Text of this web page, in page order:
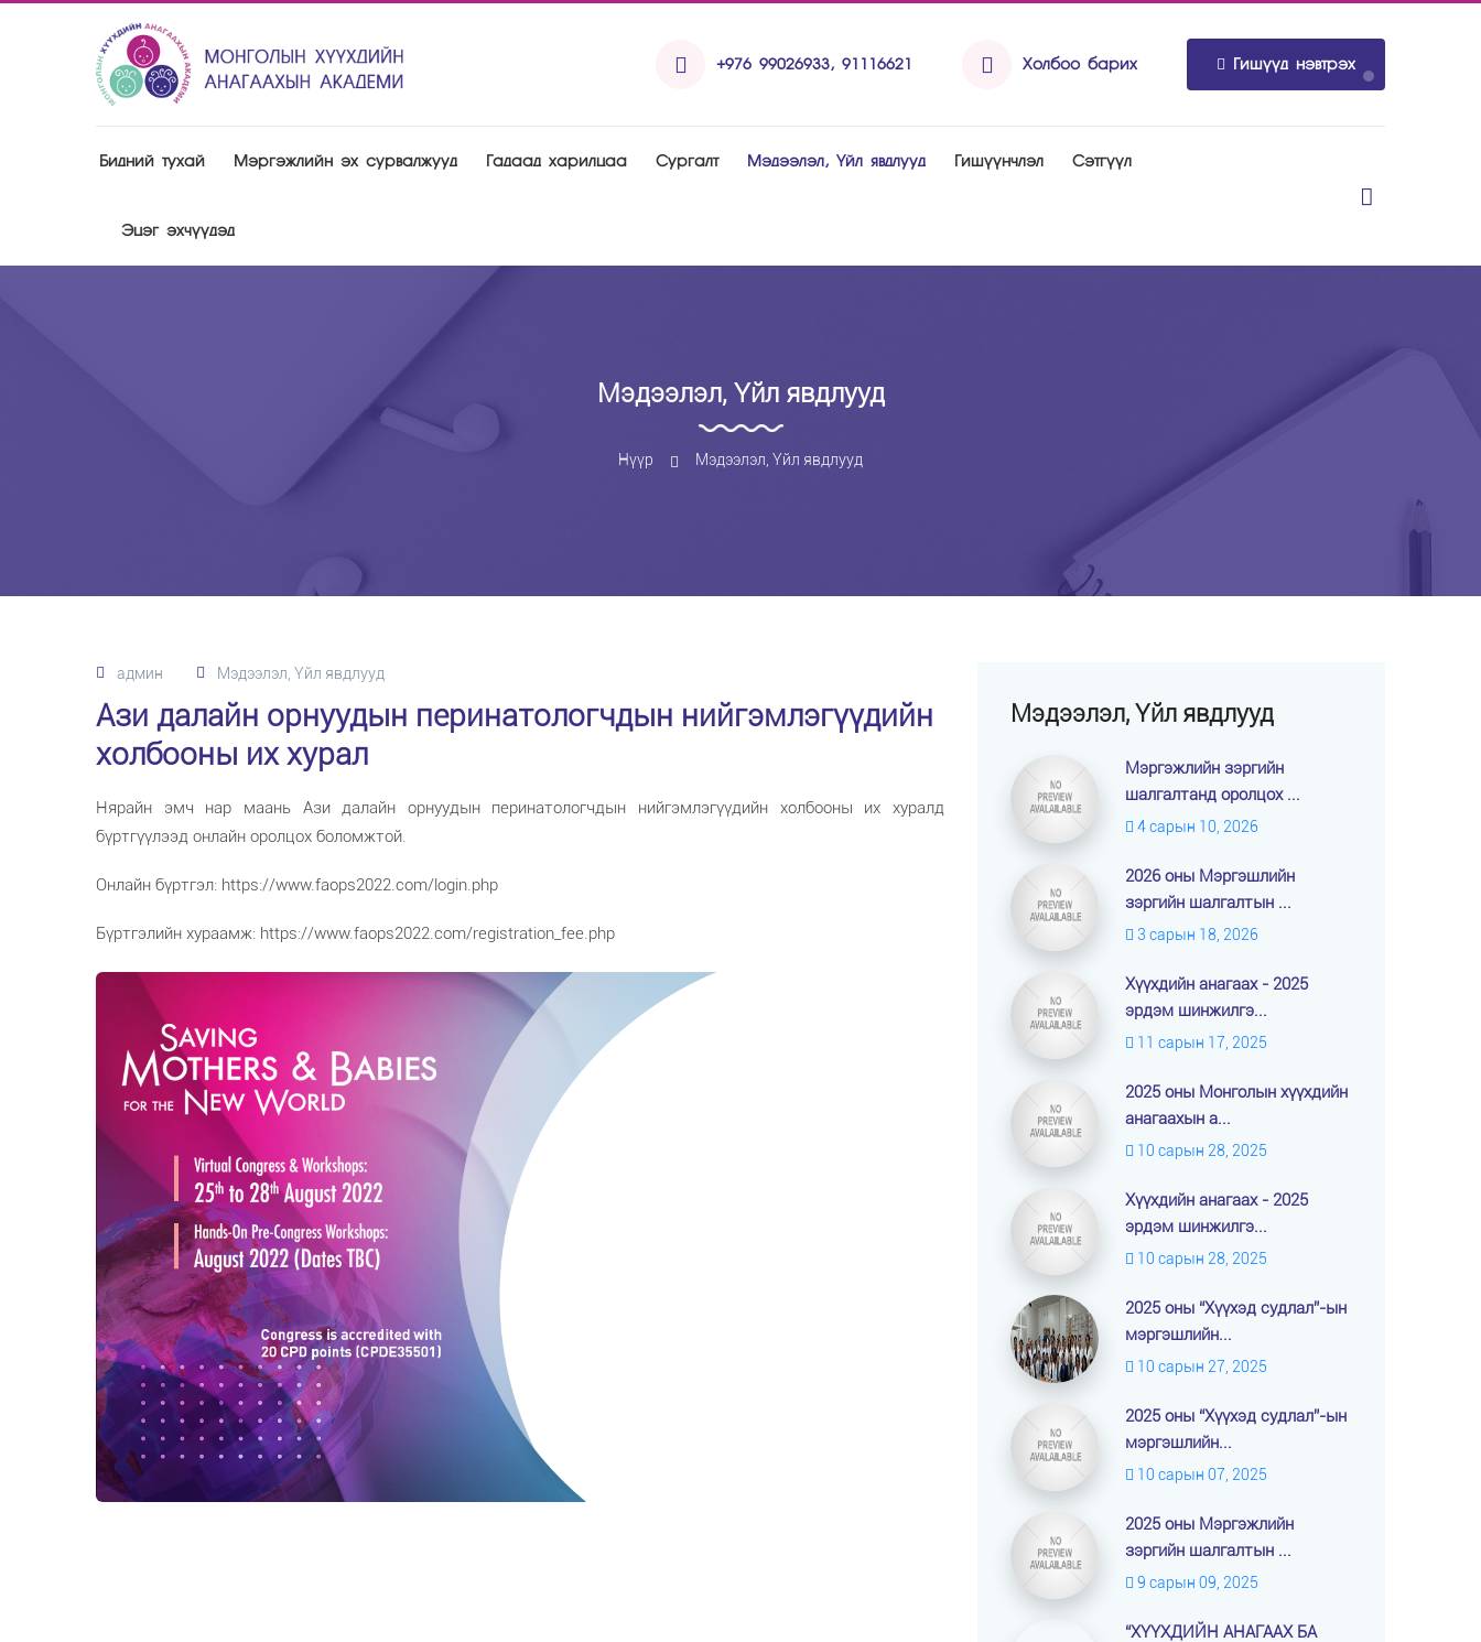
+976 99026933, 91116621 Холбоо барих Гишүүд нэвтрэх
Бидний тухай Мэргэжлийн эх сурвалжууд Гадаад харилцаа Рургалт Мэдээлэл, Үйл явдлууд Гишүүнчлэл Рэтгүүл
Эцэг эхчүүдэд
Мэдээлэл, Үйл явдлууд
Нүүр Мэдээлэл, Үйл явдлууд
админ Мэдээлэл, Үйл явдлууд
Ази далайн орнуудын перинатологчдын нийгэмлэгүүдийн
холбооны их хурал
Нярайн эмч нар маань Ази далайн орнуудын перинатологчдын нийгэмлэгүүдийн холбооны их хуралд
бүртгүүлээд онлайн оролцох боломжтой.
Онлайн бүртгэл: https://www.faops2022.com/login.php
Бүртгэлийн хураамж: https://www.faops2022.com/registration_fee.php
Мэдээлэл, Үйл явдлууд
Мэргэжлийн зэргийн
шалгалтанд оролцох ...
4 сарын 10, 2026
2026 оны Мэргэшлийн
зэргийн шалгалтын ...
3 сарын 18, 2026
Хүүхдийн анагаах - 2025
эрдэм шинжилгэ...
11 сарын 17, 2025
2025 оны Монголын хүүхдийн
анагаахын а...
10 сарын 28, 2025
Хүүхдийн анагаах - 2025
эрдэм шинжилгэ...
10 сарын 28, 2025
2025 оны “Хүүхэд судлал”-ын
мэргэшлийн...
10 сарын 27, 2025
2025 оны “Хүүхэд судлал”-ын
мэргэшлийн...
10 сарын 07, 2025
2025 оны Мэргэжлийн
зэргийн шалгалтын ...
9 сарын 09, 2025
“ХҮҮХДИЙН АНАГААХ БА